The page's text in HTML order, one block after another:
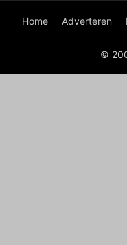
Home Adverteren
©